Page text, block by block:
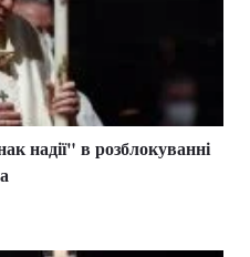
надії" в розблокуванні